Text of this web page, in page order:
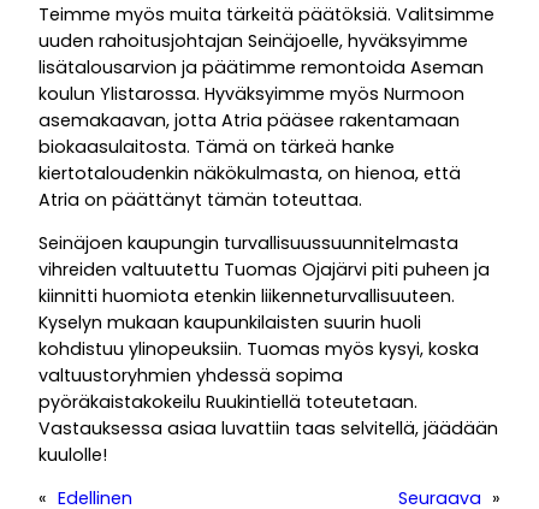
Teimme myös muita tärkeitä päätöksiä. Valitsimme
uuden rahoitusjohtajan Seinäjoelle, hyväksyimme
lisätalousarvion ja päätimme remontoida Aseman
koulun Ylistarossa. Hyväksyimme myös Nurmoon
asemakaavan, jotta Atria pääsee rakentamaan
biokaasulaitosta. Tämä on tärkeä hanke
kiertotaloudenkin näkökulmasta, on hienoa, että
Atria on päättänyt tämän toteuttaa.
Seinäjoen kaupungin turvallisuussuunnitelmasta
vihreiden valtuutettu Tuomas Ojajärvi piti puheen ja
kiinnitti huomiota etenkin liikenneturvallisuuteen.
Kyselyn mukaan kaupunkilaisten suurin huoli
kohdistuu ylinopeuksiin. Tuomas myös kysyi, koska
valtuustoryhmien yhdessä sopima
pyöräkaistakokeilu Ruukintiellä toteutetaan.
Vastauksessa asiaa luvattiin taas selvitellä, jäädään
kuulolle!
« Edellinen Seuraava »